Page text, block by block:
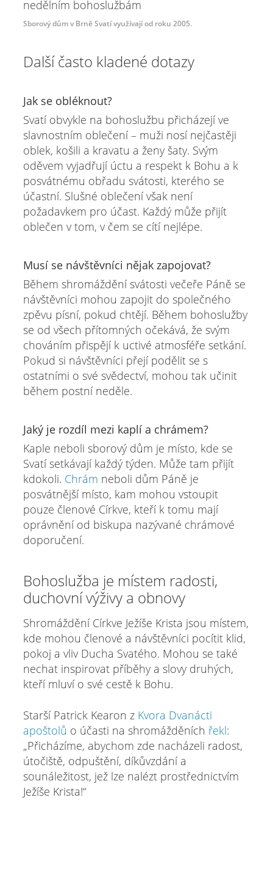
Sborový dům v Brně Svatí využívají od roku 2005.
Další často kladené dotazy
Jak se obléknout?
Svatí obvykle na bohoslužbu přicházejí ve
slavnostním oblečení – muži nosí nejčastěji
oblek, košili a kravatu a ženy šaty. Svým
oděvem vyjadřují úctu a respekt k Bohu a k
posvátnému obřadu svátosti, kterého se
účastní. Slušné oblečení však není
požadavkem pro účast. Každý může přijít
oblečen v tom, v čem se cítí nejlépe.
Musí se návštěvníci nějak zapojovat?
Během shromáždění svátosti večeře Páně se
návštěvníci mohou zapojit do společného
zpěvu písní, pokud chtějí. Během bohoslužby
se od všech přítomných očekává, že svým
chováním přispějí k uctivé atmosféře setkání.
Pokud si návštěvníci přejí podělit se s
ostatními o své svědectví, mohou tak učinit
během postní neděle.
Jaký je rozdíl mezi kaplí a chrámem?
Kaple neboli sborový dům je místo, kde se
Svatí setkávají každý týden. Může tam přijít
kdokoli. Chrám neboli dům Páně je
posvátnější místo, kam mohou vstoupit
pouze členové Církve, kteří k tomu mají
oprávnění od biskupa nazývané chrámové
doporučení.
Bohoslužba je místem radosti,
duchovní výživy a obnovy
Shromáždění Církve Ježíše Krista jsou místem,
kde mohou členové a návštěvníci pocítit klid,
pokoj a vliv Ducha Svatého. Mohou se také
nechat inspirovat příběhy a slovy druhých,
kteří mluví o své cestě k Bohu.
Starší Patrick Kearon z Kvora Dvanácti
apoštolů o účasti na shromážděních řekl:
„Přicházíme, abychom zde nacházeli radost,
útočiště, odpuštění, díkůvzdání a
sounáležitost, jež lze nalézt prostřednictvím
Ježíše Krista!“